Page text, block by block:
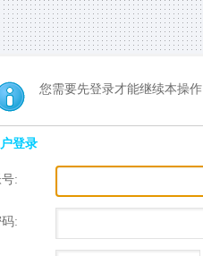
您需要先登录才能继续本操作
登录
:
: